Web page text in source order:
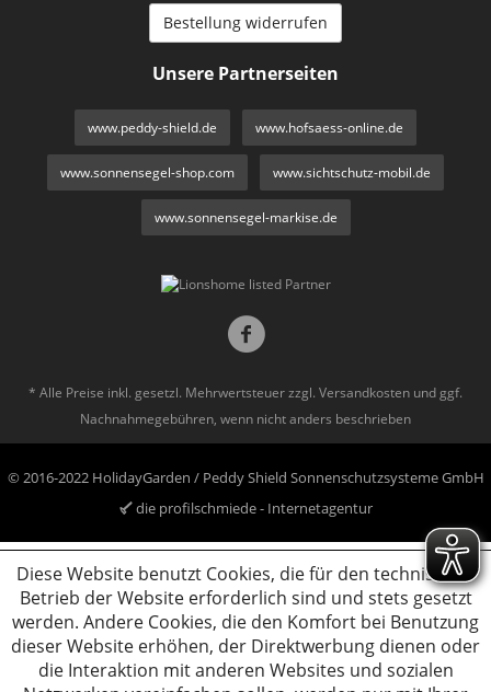
Bestellung widerrufen
Unsere Partnerseiten
www.peddy-shield.de www.hofsaess-online.de
www.sonnensegel-shop.com www.sichtschutz-mobil.de
www.sonnensegel-markise.de
* Alle Preise inkl. gesetzl. Mehrwertsteuer zzgl. Versandkosten und ggf.
Nachnahmegebühren, wenn nicht anders beschrieben
© 2016-2022 HolidayGarden / Peddy Shield Sonnenschutzsysteme GmbH
die profilschmiede - Internetagentur
Diese Website benutzt Cookies, die für den technischen
Betrieb der Website erforderlich sind und stets gesetzt
werden. Andere Cookies, die den Komfort bei Benutzung
dieser Website erhöhen, der Direktwerbung dienen oder
die Interaktion mit anderen Websites und sozialen